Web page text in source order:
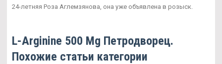
24-летняя Роза Аглемзянова, она уже объявлена в розыск.
L-Arginine 500 Mg Петродворец.
Похожие статьи категории